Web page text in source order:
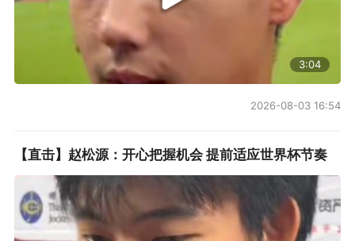
3:04
2026-08-03 16:54
【直击】赵松源：开心把握机会 提前适应世界杯节奏